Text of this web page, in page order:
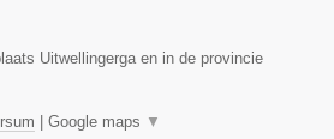
Uitwellingerga en in de provincie
Google maps ▼